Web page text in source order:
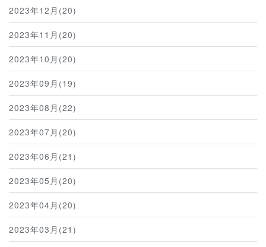
2023年12月(20)
2023年11月(20)
2023年10月(20)
2023年09月(19)
2023年08月(22)
2023年07月(20)
2023年06月(21)
2023年05月(20)
2023年04月(20)
2023年03月(21)